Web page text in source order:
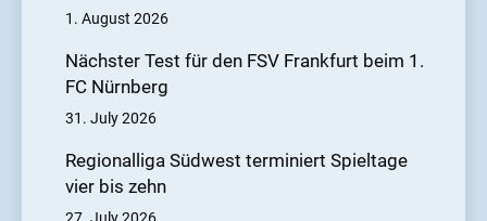
1. August 2026
Nächster Test für den FSV Frankfurt beim 1.
FC Nürnberg
31. July 2026
Regionalliga Südwest terminiert Spieltage
vier bis zehn